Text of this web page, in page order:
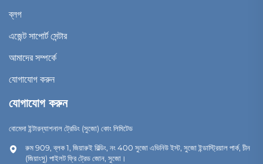
ব্লগ
এজেন্ট সাপোর্ট সেন্টার
আমাদের সম্পর্কে
যোগাযোগ করুন
যোগাযোগ করুন
বোমেদা ইন্টারন্যাশনাল ট্রেডিং (সুজো) কোং লিমিটেড
রুম 909, ব্লক 1, জিয়ারুই বিল্ডিং, নং 400 সুজো এভিনিউ ইস্ট, সুজো ইন্ডাস্ট্রিয়াল পার্ক, চীন
(জিয়াংসু) পাইলট ফ্রি ট্রেড জোন, সুজো।